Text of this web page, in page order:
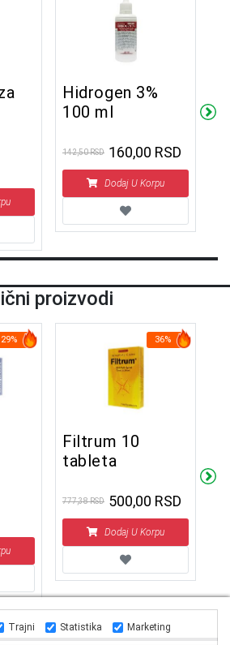
Hidrogen 3%
100 ml
142,50 RSD 160,00 RSD
Dodaj U Korpu
proizvodi
29% 36%
Filtrum 10
tableta
777,38 RSD 500,00 RSD
Dodaj U Korpu
Trajni Statistika Marketing